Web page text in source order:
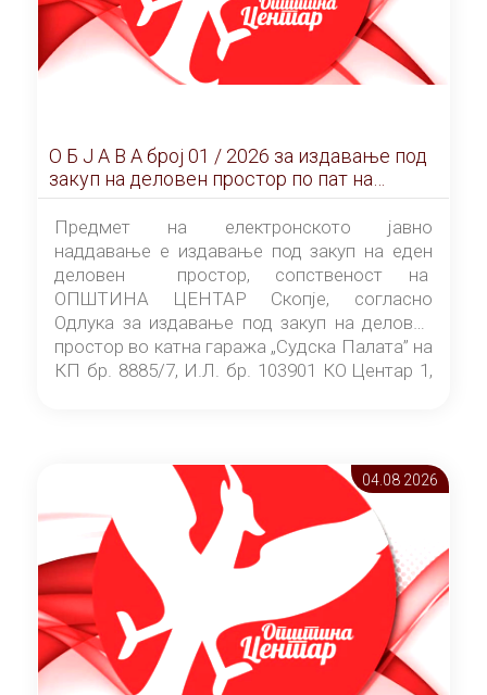
О Б Ј А В А брoj 01 / 2026 за издавање под
закуп на деловен простор по пат на
ЕЛЕКТРОНСКО ЈАВНО НАДДАВАЊЕ
Предмет на електронското јавно
наддавање е издавање под закуп на еден
деловен простор, сопственост на
ОПШТИНА ЦЕНТАР Скопје, согласно
Одлука за издавање под закуп на деловен
простор во катна гаража „Судска Палата” на
КП бр. 8885/7, И.Л. бр. 103901 КО Центар 1,
Скопје” број 9/2026), за времетраење од 3
(три) години од денот на потпишувањето на
Договорот за закуп со најповолниот
понудувач.
04.08 2026